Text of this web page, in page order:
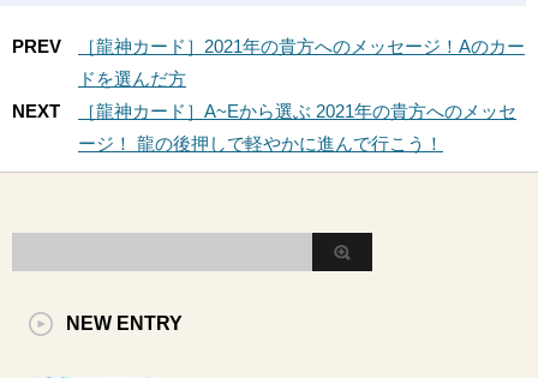
PREV
［龍神カード］2021年の貴方へのメッセージ！Aのカー
ドを選んだ方
NEXT
［龍神カード］A~Eから選ぶ 2021年の貴方へのメッセ
ージ！ 龍の後押しで軽やかに進んで行こう！
NEW ENTRY